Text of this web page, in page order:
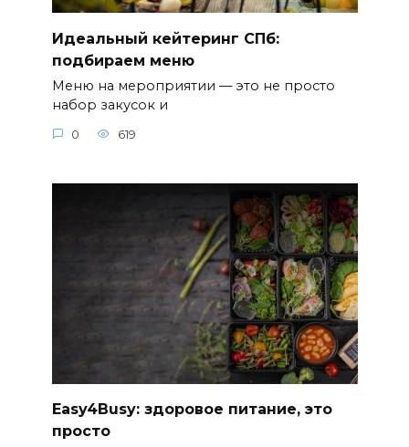
Идеальный кейтеринг СПб:
подбираем меню
Меню на мероприятии — это не просто
набор закусок и
0 619
Easy4Busy: здоровое питание, это
просто